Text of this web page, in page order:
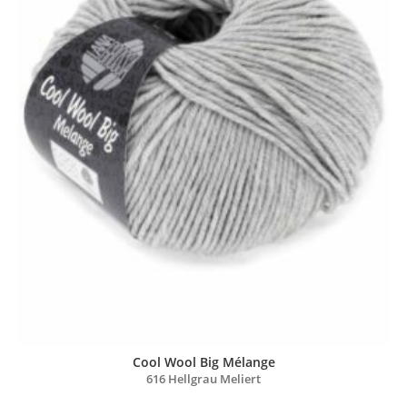
Cool Wool Big Mélange
616 Hellgrau Meliert